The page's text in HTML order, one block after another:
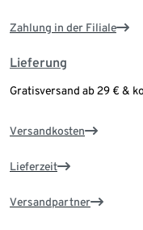
Zahlung in der Filiale
Lieferung
Gratisversand ab 29 € &
Versandkosten
Lieferzeit
Versandpartner